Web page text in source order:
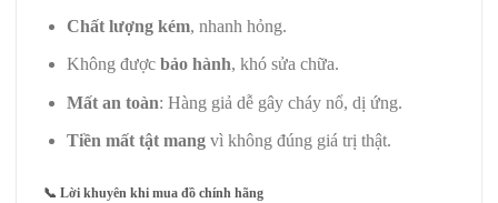
Chất lượng kém, nhanh hỏng.
Không được bảo hành, khó sửa chữa.
Mất an toàn: Hàng giả dễ gây cháy nổ, dị ứng.
Tiền mất tật mangvì không đúng giá trị thật.
📞 Lời khuyên khi mua đồ chính hãng